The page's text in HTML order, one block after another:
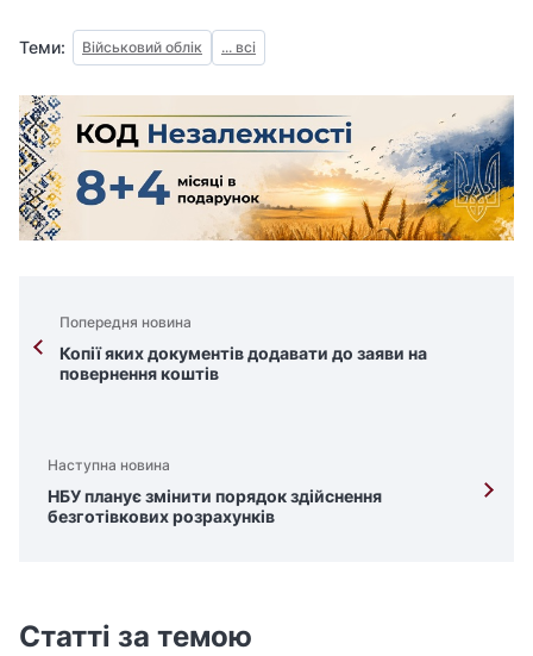
Теми: Військовий облік ... всі
Попередня новина
Копії яких документів додавати до заяви на
повернення коштів
Наступна новина
НБУ планує змінити порядок здійснення
безготівкових розрахунків
Статті за темою